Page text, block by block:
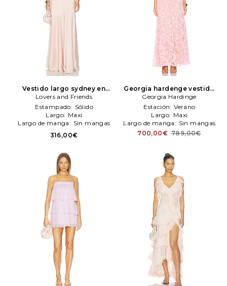
Vestido largo sydney en
color rubor Lovers and
Friends
Lovers and Friends
Estampado: Sólido
Largo: Maxi
Largo de manga: Sin mangas
316,00€
Georgia hardenge vestido
utopia en color rosado
Georgia Hardinge
Georgia Hardinge
Estación: Verano
Largo: Maxi
Largo de manga: Sin mangas
700,00€ 789,00€